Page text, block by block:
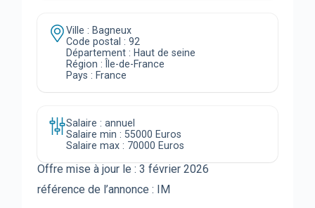
Ville : Bagneux
Code postal : 92
Département : Haut de seine
Région : Île-de-France
Pays : France
Salaire : annuel
Salaire min : 55000 Euros
Salaire max : 70000 Euros
Offre mise à jour le :3 février 2026
référence de l’annonce : IM